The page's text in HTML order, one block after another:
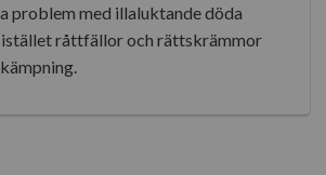
problem med illaluktande döda
råttfällor och rättskrämmor